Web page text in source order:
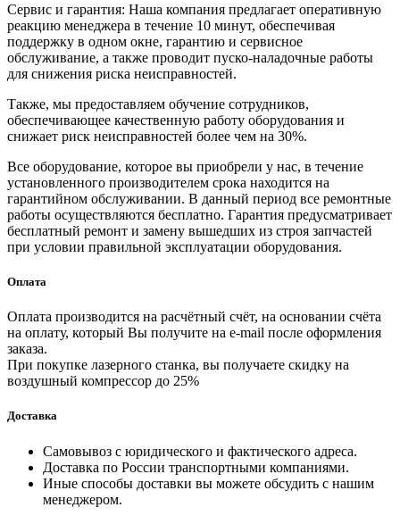
Сервис и гарантия: Наша компания предлагает оперативную
реакцию менеджера в течение 10 минут, обеспечивая
поддержку в одном окне, гарантию и сервисное
обслуживание, а также проводит пуско-наладочные работы
для снижения риска неисправностей.
Также, мы предоставляем обучение сотрудников,
обеспечивающее качественную работу оборудования и
снижает риск неисправностей более чем на 30%.
Все оборудование, которое вы приобрели у нас, в течение
установленного производителем срока находится на
гарантийном обслуживании. В данный период все ремонтные
работы осуществляются бесплатно. Гарантия предусматривает
бесплатный ремонт и замену вышедших из строя запчастей
при условии правильной эксплуатации оборудования.
Оплата
Оплата производится на расчётный счёт, на основании счёта
на оплату, который Вы получите на e-mail после оформления
заказа.
При покупке лазерного станка, вы получаете скидку на
воздушный компрессор до 25%
Доставка
Самовывоз с юридического и фактического адреса.
Доставка по России транспортными компаниями.
Иные способы доставки вы можете обсудить с нашим
менеджером.